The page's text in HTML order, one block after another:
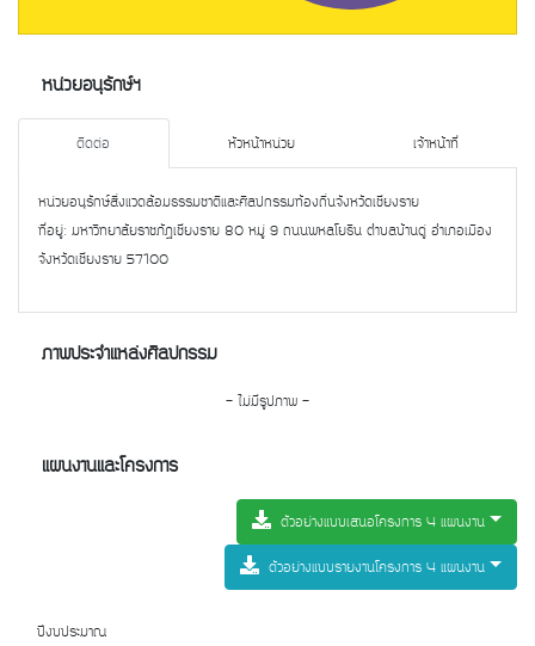
หน่วยอนุรักษ์ฯ
ติดต่อ หัวหน้าหน่วย เจ้าหน้าที่
หน่วยอนุรักษ์สิ่งแวดล้อมธรรมชาติและศิลปกรรมท้องถิ่นจังหวัดเชียงราย
ที่อยู่: มหาวิทยาลัยราชภัฏเชียงราย 80 หมู่ 9 ถนนพหลโยธิน ตำบลบ้านดู่ อำเภอเมือง
จังหวัดเชียงราย 57100
ภาพประจำแหล่งศิลปกรรม
- ไม่มีรูปภาพ -
แผนงานและโครงการ
ตัวอย่างแบบเสนอโครงการ 4 แผนงาน
ตัวอย่างแบบรายงานโครงการ 4 แผนงาน
ปีงบประมาณ